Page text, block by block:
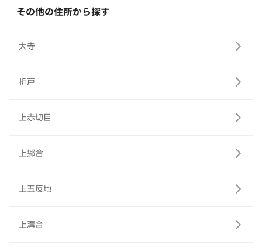
その他の住所から探す
大寺
折戸
上赤切目
上郷合
上五反地
上溝合